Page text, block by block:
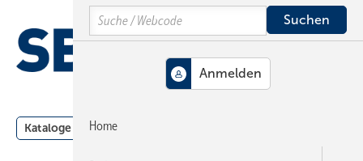
Hauptinhalt
Hauptmenü
SiteSearch
Kataloge Meldungen
Search
Home